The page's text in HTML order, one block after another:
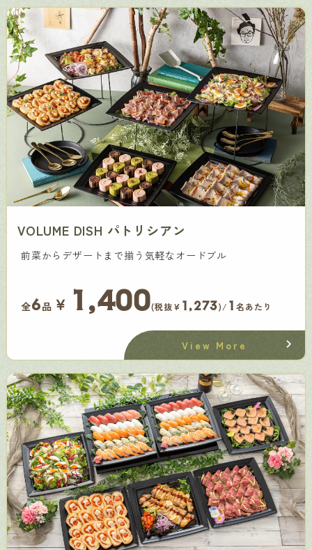
VOLUME DISH パトリシアン
前菜からデザートまで揃う気軽なオードブル
全6品 ￥ 1,400(税抜¥ 1,273)/ 1 名あたり
View More